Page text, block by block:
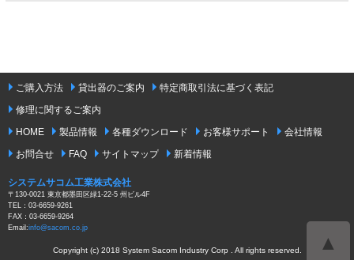
▲
ご購入方法 貸出器のご案内
特定商取引法に基づく表記
修理に関するご案内
HOME
製品情報 各種ダウンロード お客様サポート
会社情報
お問合せ
FAQ サイトマップ 新着情報
システムサコム工業株式会社
〒130-0021 東京都墨田区緑1-22-5 州ビル4F
TEL：03-6659-9261
FAX：03-6659-9264
Email:info@sacom.co.jp
Copyright (c) 2018 System Sacom Industry Corp . All rights reserved.